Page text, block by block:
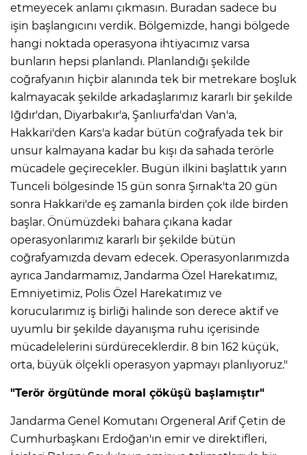
etmeyecek anlamı çıkmasın. Buradan sadece bu
işin başlangıcını verdik. Bölgemizde, hangi bölgede
hangi noktada operasyona ihtiyacımız varsa
bunların hepsi planlandı. Planlandığı şekilde
coğrafyanın hiçbir alanında tek bir metrekare boşluk
kalmayacak şekilde arkadaşlarımız kararlı bir şekilde
Iğdır'dan, Diyarbakır'a, Şanlıurfa'dan Van'a,
Hakkari'den Kars'a kadar bütün coğrafyada tek bir
unsur kalmayana kadar bu kışı da sahada terörle
mücadele geçirecekler. Bugün ilkini başlattık yarın
Tunceli bölgesinde 15 gün sonra Şırnak'ta 20 gün
sonra Hakkari'de eş zamanla birden çok ilde birden
başlar. Önümüzdeki bahara çıkana kadar
operasyonlarımız kararlı bir şekilde bütün
coğrafyamızda devam edecek. Operasyonlarımızda
ayrıca Jandarmamız, Jandarma Özel Harekatımız,
Emniyetimiz, Polis Özel Harekatımız ve
korucularımız iş birliği halinde son derece aktif ve
uyumlu bir şekilde dayanışma ruhu içerisinde
mücadelelerini sürdüreceklerdir. 8 bin 162 küçük,
orta, büyük ölçekli operasyon yapmayı planlıyoruz."
"Terör örgütünde moral çöküşü başlamıştır"
Jandarma Genel Komutanı Orgeneral Arif Çetin de
Cumhurbaşkanı Erdoğan'ın emir ve direktifleri,